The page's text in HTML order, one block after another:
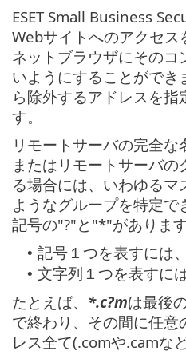
ESET Small Business
Webサイトへのアクセ
ネットブラウザにそのコ
いようにすることがで
ら除外するアドレスを指
す。
リモートサーバの完全な
またはリモートサーバ
る場合には、いわゆる
ようなグループを特定で
記号の"?"と"*"があります
• 記号１つを表すには
• 文字列１つを表すに
たとえば、 *.c?mは最後
で終わり、その間に任意
レス全て(.comや.camな